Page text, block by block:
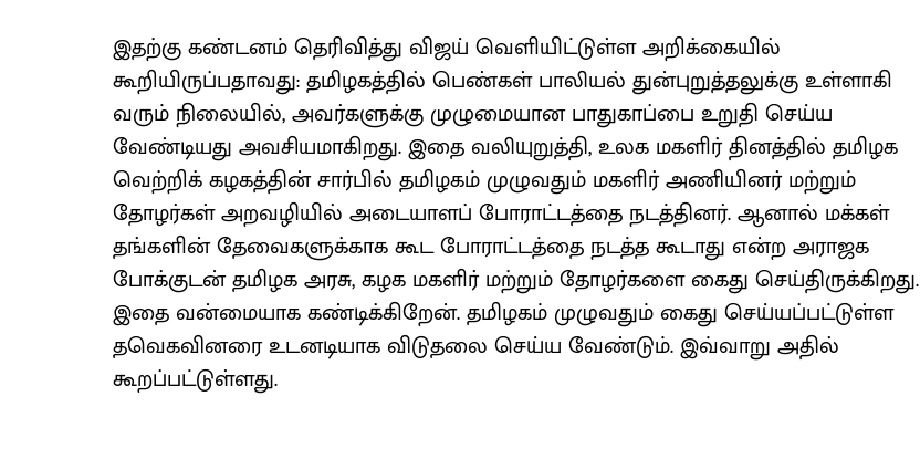
இதற்கு கண்டனம் தெரிவித்து விஜய் வெளியிட்டுள்ள அறிக்கையில்
கூறியிருப்பதாவது: தமிழகத்தில் பெண்கள் பாலியல் துன்புறுத்தலுக்கு உள்ளாகி
வரும் நிலையில், அவர்களுக்கு முழுமையான பாதுகாப்பை உறுதி செய்ய
வேண்டியது அவசியமாகிறது. இதை வலியுறுத்தி, உலக மகளிர் தினத்தில் தமிழக
வெற்றிக் கழகத்தின் சார்பில் தமிழகம் முழுவதும் மகளிர் அணியினர் மற்றும்
தோழர்கள் அறவழியில் அடையாளப் போராட்டத்தை நடத்தினர். ஆனால் மக்கள்
தங்களின் தேவைகளுக்காக கூட போராட்டத்தை நடத்த கூடாது என்ற அராஜக
போக்குடன் தமிழக அரசு, கழக மகளிர் மற்றும் தோழர்களை கைது செய்திருக்கிறது.
இதை வன்மையாக கண்டிக்கிறேன். தமிழகம் முழுவதும் கைது செய்யப்பட்டுள்ள
தவெகவினரை உடனடியாக விடுதலை செய்ய வேண்டும். இவ்வாறு அதில்
கூறப்பட்டுள்ளது.